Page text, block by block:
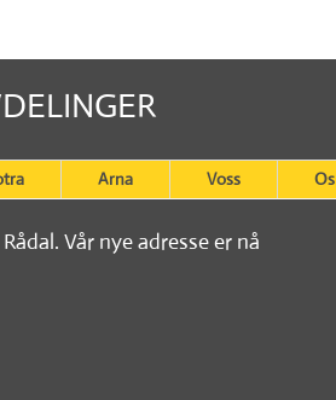
Arna Voss Os
Vår nye adresse er nå